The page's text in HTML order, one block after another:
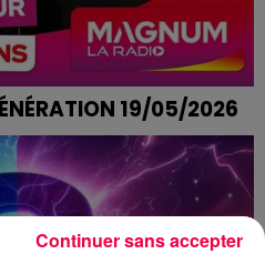
19/05/2026
Continuer sans accepter